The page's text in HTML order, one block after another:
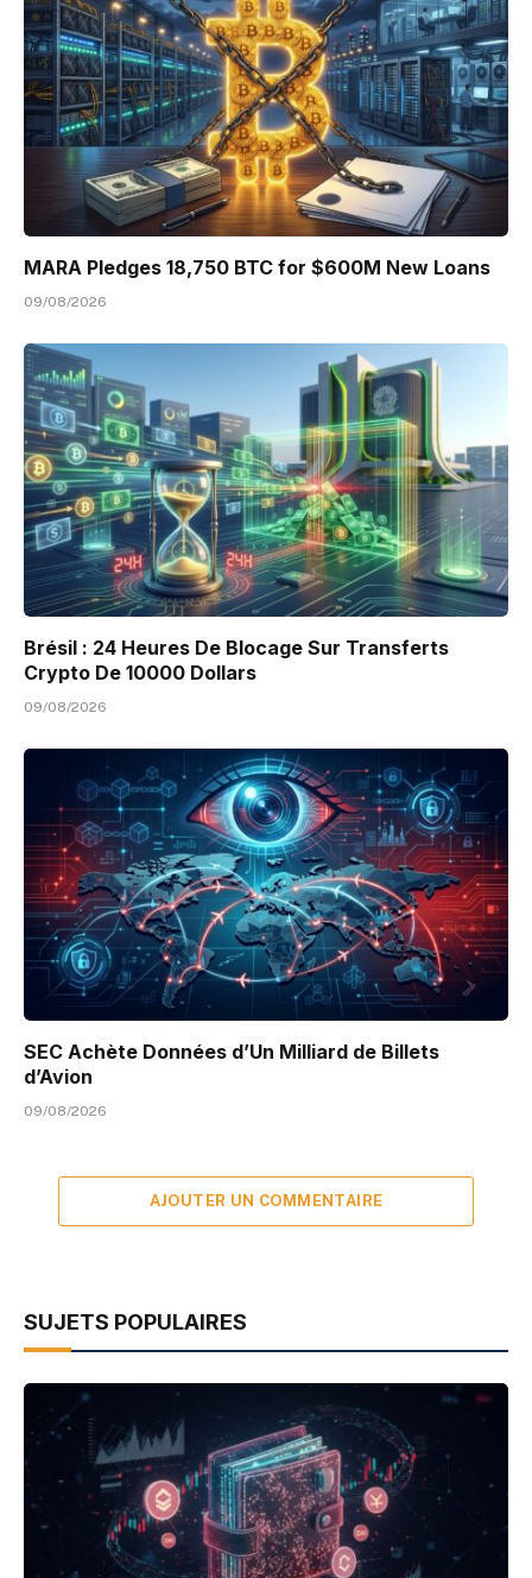
MARA Pledges 18,750 BTC for $600M New Loans
09/08/2026
Brésil : 24 Heures De Blocage Sur Transferts
Crypto De 10000 Dollars
09/08/2026
SEC Achète Données d’Un Milliard de Billets
d’Avion
09/08/2026
AJOUTER UN COMMENTAIRE
SUJETS POPULAIRES